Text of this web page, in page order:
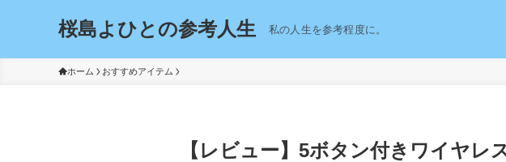
桜島よひとの参考人生 私の人生を参考程度に。
ホーム おすすめアイテム
【レビュー】5ボタン付きワイヤレ